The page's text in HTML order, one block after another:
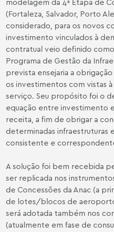
(Fortaleza, Salvador, Porto
considerado, para os novos
investimento vinculados à
contratual veio definido
Programa de Gestão da
prevista ensejaria a
os investimentos com vistas
serviço. Seu propósito foi o
equação entre investimento
receita, a fim de obrigar a
determinadas infraestruturas
consistente e
A solução foi bem recebida
ser replicada nos
de Concessões da Anac (a
de lotes/blocos de
será adotada também nos
(atualmente em fase de